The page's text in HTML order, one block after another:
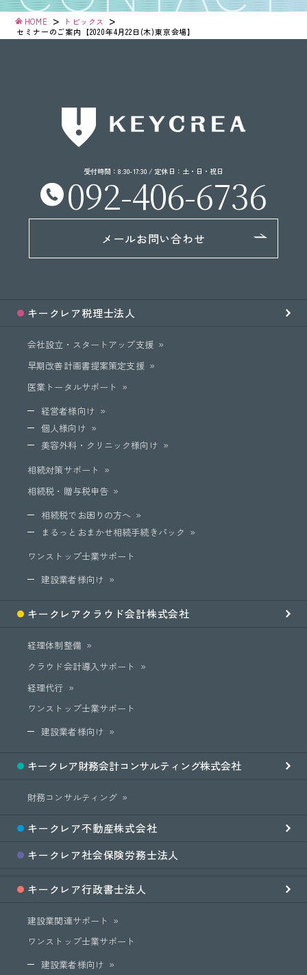
HOME > トピックス >
セミナーのご案内【2020年4月22日(木)東京会場】
受付時間：8:30-17:30 / 定休日：土・日・祝日
092-406-6736
メールお問い合わせ
キークレア税理士法人
会社設立・スタートアップ支援
早期改善計画書提案策定支援
医業トータルサポート
経営者様向け
個人様向け
美容外科・クリニック様向け
相続対策サポート
相続税・贈与税申告
相続税でお困りの方へ
まるっとおまかせ相続手続きパック
ワンストップ士業サポート
建設業者様向け
キークレアクラウド会計株式会社
経理体制整備
クラウド会計導入サポート
経理代行
ワンストップ士業サポート
建設業者様向け
キークレア財務会計コンサルティング株式会社
財務コンサルティング
キークレア不動産株式会社
キークレア社会保険労務士法人
キークレア行政書士法人
建設業関連サポート
ワンストップ士業サポート
建設業者様向け